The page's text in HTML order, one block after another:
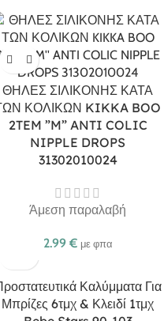
ΘΗΛΕΣ ΣΙΛΙΚΟΝΗΣ ΚΑΤΑ
ΚΟΛΙΚΩΝ KIKKA BOO
2TEM ”M” ANTI COLIC
NIPPLE DROPS
31302010024
Άμεση παραλαβή
2.99 € με φπα
Καλύμματα Για
Μπρίζες 6τμχ & Κλειδί 1τμχ